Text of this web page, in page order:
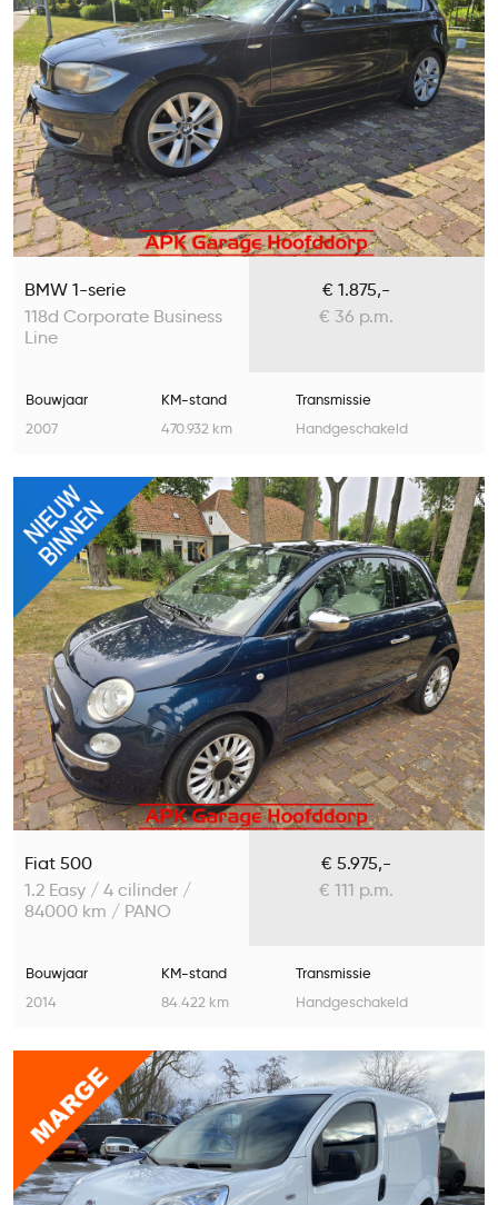
BMW 1-serie
118d Corporate Business
Line
€ 1.875,-
€ 36 p.m.
Bouwjaar
2007
KM-stand
470.932 km
Transmissie
Handgeschakeld
Fiat 500
1.2 Easy / 4 cilinder /
84000 km / PANO
€ 5.975,-
€ 111 p.m.
Bouwjaar
2014
KM-stand
84.422 km
Transmissie
Handgeschakeld